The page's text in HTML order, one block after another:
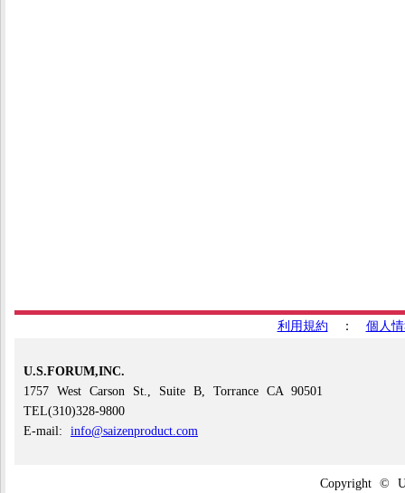
利用規約 ： 個人
U.S.FORUM,INC.
1757 West Carson St., Suite B, Torrance CA 90501
TEL(310)328-9800
E-mail: info@saizenproduct.com
Copyright ©